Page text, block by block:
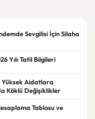
Sevgilisi İçin Silaha
Yılı Tatil Bilgileri
Yüksek Aidatlara
Köklü Değişiklikler
Tablosu ve